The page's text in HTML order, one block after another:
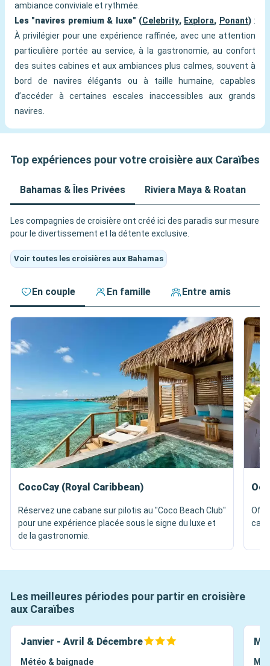
ambiance conviviale et rythmée.
Les "navires premium & luxe" (Celebrity, Explora, Ponant):
À privilégier pour une expérience raffinée, avec une attention
particulière portée au service, à la gastronomie, au confort
des suites cabines et aux ambiances plus calmes, souvent à
bord de navires élégants ou à taille humaine, capables
d’accéder à certaines escales inaccessibles aux grands
navires.
Top expériences pour votre croisière aux Caraïbes
Bahamas & Îles Privées Riviera Maya & Roatan
Les compagnies de croisière ont créé ici des paradis sur mesure
pour le divertissement et la détente exclusive.
Voir toutes les croisières aux Bahamas
En couple En famille Entre amis
CocoCay (Royal Caribbean)
Réservez une cabane sur pilotis au "Coco Beach Club"
pour une expérience placée sous le signe du luxe et
de la gastronomie.
Les meilleures périodes pour partir en croisière
aux Caraïbes
Janvier - Avril & Décembre
Météo & baignade